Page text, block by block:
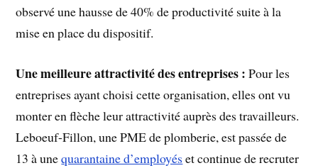
observé une hausse de 40% de productivité suite à la
mise en place du dispositif.
Une meilleure attractivité des entreprises : Pour les
entreprises ayant choisi cette organisation, elles ont vu
monter en flèche leur attractivité auprès des travailleurs.
Leboeuf-Fillon, une PME de plomberie, est passée de
13 à unequarantaine d’employés et continue de recruter